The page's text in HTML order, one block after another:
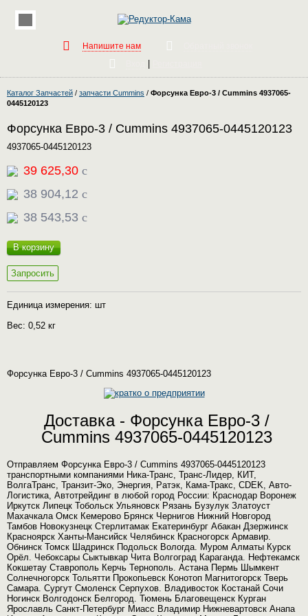
Напишите нам
Каталог Запчастей / запчасти Cummins / Форсунка Евро-3 / Сummins 4937065-
0445120123
Форсунка Евро-3 / Сummins 4937065-0445120123
4937065-0445120123
39 625,30 c
38 904,12 c
38 543,53 c
В корзину
Запросить
Единица измерения: шт
Вес: 0,52 кг
Форсунка Евро-3 / Сummins 4937065-0445120123
Доставка - Форсунка Евро-3 /
Сummins 4937065-0445120123
Отправляем Форсунка Евро-3 / Сummins 4937065-0445120123
транспортными компаниями Ника-Транс, Транс-Лидер, КИТ,
ВолгаТранс, Транзит-Эко, Энергия, Ратэк, Кама-Тракс, CDEK, Авто-
Логистика, Автотрейдинг в любой город России: Краснодар Воронеж
Иркутск Липецк Тобольск Ульяновск Рязань Бузулук Златоуст
Махачкала Омск Кемерово Брянск Чернигов Нижний Новгород
Тамбов Новокузнецк Стерлитамак Екатеринбург Абакан Дзержинск
Красноярск Ханты-Мансийск Челябинск Красногорск Армавир.
Обнинск Томск Шадринск Подольск Вологда. Муром Алматы Курск
Орёл. Чебоксары Сыктывкар Чита Волгоград Караганда. Нефтекамск
Кокшетау Ставрополь Керчь Тернополь. Астана Пермь Шымкент
Солнечногорск Тольятти Прокопьевск Конотоп Магнитогорск Тверь
Самара. Сургут Смоленск Серпухов. Владивосток Костанай Сочи
Ногинск Волгодонск Белгород. Тюмень Благовещенск Курган
Ярославль Санкт-Петербург Миасс Владимир Нижневартовск Анапа